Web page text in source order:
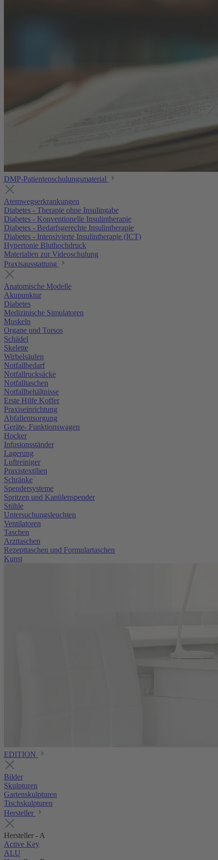
DMP-Patientenschulungsmaterial
Atemwegserkrankungen
Diabetes - Therapie ohne Insulingabe
Diabetes - Konventionelle Insulintherapie
Diabetes - Bedarfsgerechte Insulintherapie
Diabetes - Intensivierte Insulintherapie (ICT)
Hypertonie Bluthochdruck
Materialien zur Videoschulung
Praxisausstattung
Anatomische Modelle
Akupunktur
Diabetes
Medizinische Simulatoren
Muskeln
Organe und Torsos
Schädel
Skelette
Wirbelsäulen
Notfallbedarf
Notfallrucksäcke
Notfalltaschen
Notfallbehältnisse
Erste Hilfe Koffer
Praxiseinrichtung
Abfallentsorgung
Geräte- Funktionswagen
Hocker
Infusionsständer
Lagerung
Luftreiniger
Praxistextilien
Schränke
Spendersysteme
Spritzen und Kanülenspender
Stühle
Untersuchungsleuchten
Ventilatoren
Taschen
Arzttaschen
Rezepttaschen und Formulartaschen
Kunst
EDITION
Bilder
Skulpturen
Gartenskulpturen
Tischskulpturen
Hersteller
Hersteller - A
Active Key
ALU